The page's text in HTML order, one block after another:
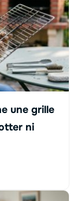
une grille
ni